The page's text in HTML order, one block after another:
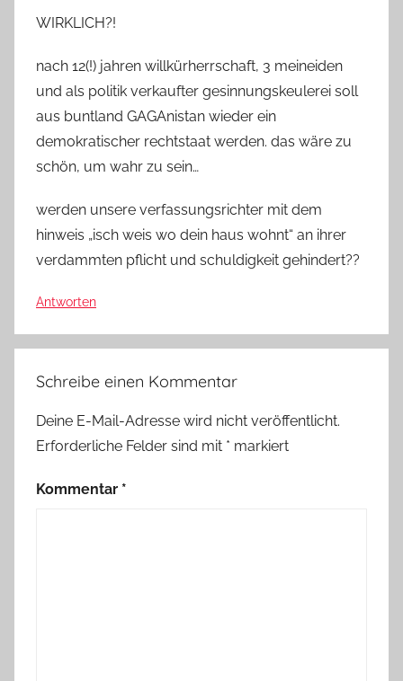
WIRKLICH?!
nach 12(!) jahren willkürherrschaft, 3 meineiden
und als politik verkaufter gesinnungskeulerei soll
aus buntland GAGAnistan wieder ein
demokratischer rechtstaat werden. das wäre zu
schön, um wahr zu sein…
werden unsere verfassungsrichter mit dem
hinweis „isch weis wo dein haus wohnt“ an ihrer
verdammten pflicht und schuldigkeit gehindert??
Antworten
Schreibe einen Kommentar
Deine E-Mail-Adresse wird nicht veröffentlicht.
Erforderliche Felder sind mit * markiert
Kommentar *